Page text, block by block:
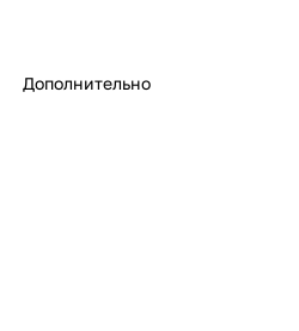
Дополнительно